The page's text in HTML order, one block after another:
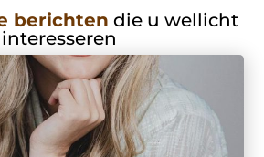
berichten die u wellicht
interesseren